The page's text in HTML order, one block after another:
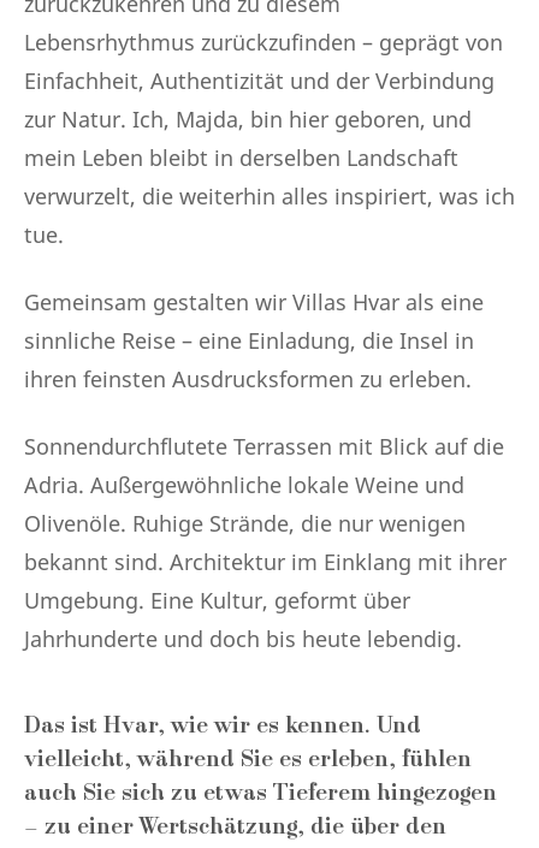
Lebensrhythmus zurückzufinden – geprägt von
Einfachheit, Authentizität und der Verbindung
zur Natur. Ich, Majda, bin hier geboren, und
mein Leben bleibt in derselben Landschaft
verwurzelt, die weiterhin alles inspiriert, was ich
tue.
Gemeinsam gestalten wir Villas Hvar als eine
sinnliche Reise – eine Einladung, die Insel in
ihren feinsten Ausdrucksformen zu erleben.
Sonnendurchflutete Terrassen mit Blick auf die
Adria. Außergewöhnliche lokale Weine und
Olivenöle. Ruhige Strände, die nur wenigen
bekannt sind. Architektur im Einklang mit ihrer
Umgebung. Eine Kultur, geformt über
Jahrhunderte und doch bis heute lebendig.
Das ist Hvar, wie wir es kennen. Und
vielleicht, während Sie es erleben, fühlen
auch Sie sich zu etwas Tieferem hingezogen
– zu einer Wertschätzung, die über den